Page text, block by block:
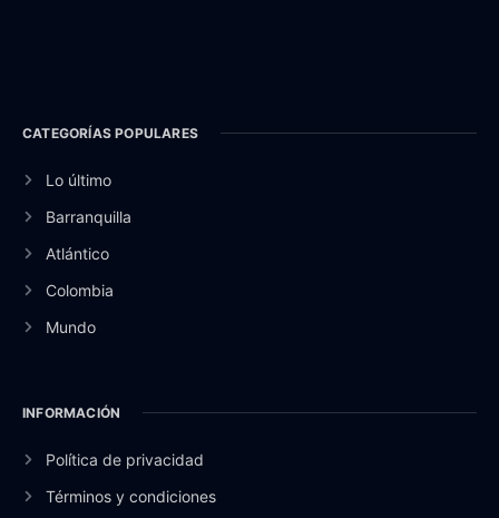
CATEGORÍAS POPULARES
Lo último
Barranquilla
Atlántico
Colombia
Mundo
INFORMACIÓN
Política de privacidad
Términos y condiciones